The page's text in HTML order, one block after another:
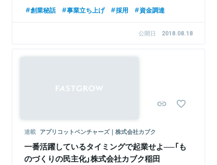
東京大学大学院にて人工知能を研究後、大手広告会社の株式会社
博報堂にてビッグデータ関連新規事業開発及びデジタルクリエイ
アドフェストなど、受賞歴多数。2013年に株式会社カブクを設
創業秘話 事業立ち上げ 採用 資金調達
公開日 2018.08.18
連載 アプリコットベンチャーズ｜株式会社カブク
一番活躍しているタイミングで起業せよ──「も
のづくりの民主化」株式会社カブク稲田